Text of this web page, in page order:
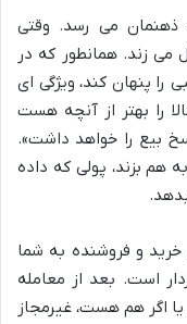
ذهنمان می رسد. وقتی
می زند. همانطور که در
را پنهان کند، ویژگی ای
را بهتر از آنچه هست
بیع را خواهد داشت».
هم بزند، پولی که داده
و فروشنده به شما
است. بعد از معامله
اگر هم هست، غیرمجاز